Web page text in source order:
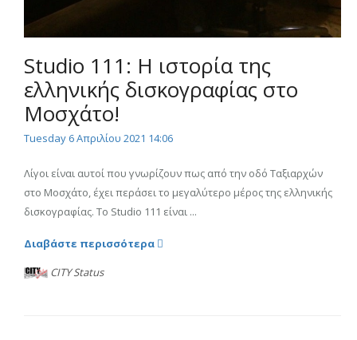
Studio 111: Η ιστορία της
ελληνικής δισκογραφίας στο
Μοσχάτο!
Tuesday 6 Απριλίου 2021 14:06
Λίγοι είναι αυτοί που γνωρίζουν πως από την οδό Ταξιαρχών
στο Μοσχάτο, έχει περάσει το μεγαλύτερο μέρος της ελληνικής
δισκογραφίας. Το Studio 111 είναι ...
Διαβάστε περισσότερα
CITY Status